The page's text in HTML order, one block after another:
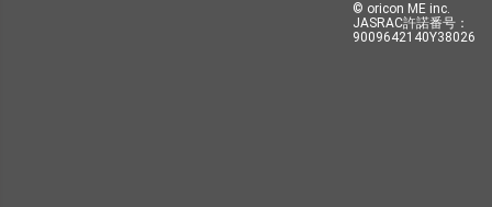
© oricon ME inc.
JASRAC許諾番号：
9009642140Y38026